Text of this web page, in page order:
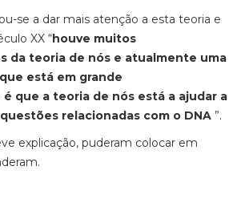
se a dar mais atenção a esta teoria e
XX “houve muitos
da teoria de nós e atualmente uma
está em grande
que a teoria de nós está a ajudar a
relacionadas com o DNA ”.
explicação, puderam colocar em